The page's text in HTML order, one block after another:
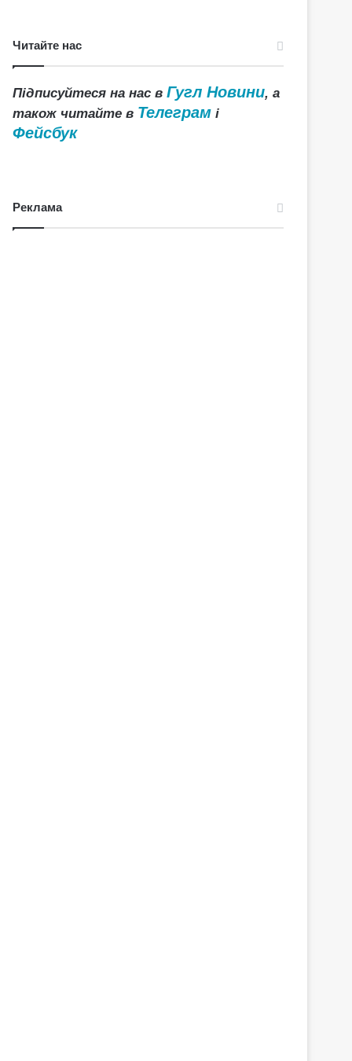
Читайте нас
Підписуйтеся на нас вГугл Новини, а
також читайте в Телеграм і
Фейсбук
Реклама